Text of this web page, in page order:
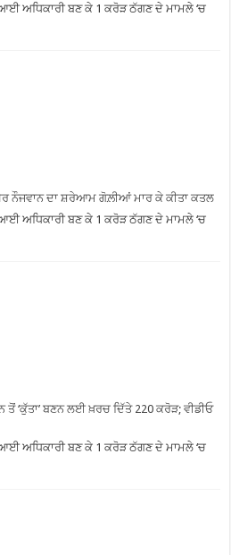
ਅਧਿਕਾਰੀ ਬਣ ਕੇ 1 ਕਰੋੜ ਠੱਗਣ ਦੇ ਮਾਮਲੇ ‘ਚ
ਨੌਜਵਾਨ ਦਾ ਸ਼ਰੇਆਮ ਗੋਲ਼ੀਆਂ ਮਾਰ ਕੇ ਕੀਤਾ ਕਤਲ
ਅਧਿਕਾਰੀ ਬਣ ਕੇ 1 ਕਰੋੜ ਠੱਗਣ ਦੇ ਮਾਮਲੇ ‘ਚ
ਤੋਂ ‘ਕੁੱਤਾ’ ਬਣਨ ਲਈ ਖ਼ਰਚ ਦਿੱਤੇ 220 ਕਰੋੜ; ਵੀਡੀਓ
ਅਧਿਕਾਰੀ ਬਣ ਕੇ 1 ਕਰੋੜ ਠੱਗਣ ਦੇ ਮਾਮਲੇ ‘ਚ